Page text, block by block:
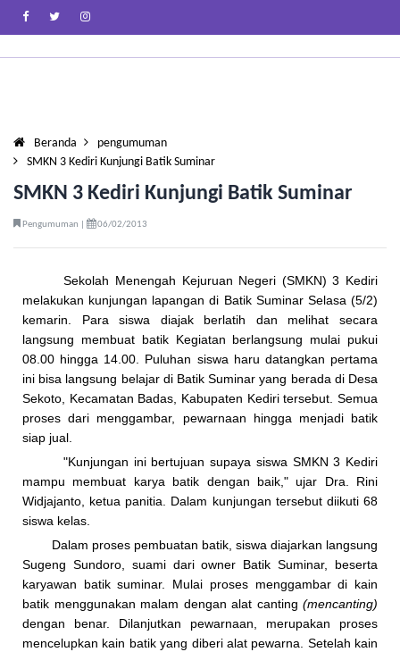
Beranda
pengumuman
SMKN 3 Kediri Kunjungi Batik Suminar
SMKN 3 Kediri Kunjungi Batik Suminar
Pengumuman | 06/02/2013
Sekolah Menengah Kejuruan Negeri (SMKN) 3 Kediri
melakukan kunjungan lapangan di Batik Suminar Selasa (5/2)
kemarin. Para siswa diajak berlatih dan melihat secara
langsung membuat batik Kegiatan berlangsung mulai pukui
08.00 hingga 14.00. Puluhan siswa haru datangkan pertama
ini bisa langsung belajar di Batik Su­minar yang berada di Desa
Sekoto, Kecamatan Badas, Kabupaten Kediri tersebut. Semua
proses dari menggambar, pewarnaan hingga menjadi batik
siap jual.
"Kunjungan ini bertujuan supaya siswa SMKN 3 Kediri
mampu membuat karya batik dengan baik," ujar Dra. Rini
Widjajanto, ketua panitia. Dalam kunjungan tersebut diikuti 68
siswa kelas.
Dalam proses pembuatan batik, siswa diajarkan langsung
Sugeng Sundoro, suami dari owner Batik Suminar, beserta
karyawan batik suminar. Mulai proses menggambar di kain
batik menggunakan malam dengan alat canting (mencant­ing)
dengan benar. Dilanjutkan pewarnaan, merupakan proses
mencelupkan kain batik yang diberi alat pewarna. Setelah kain